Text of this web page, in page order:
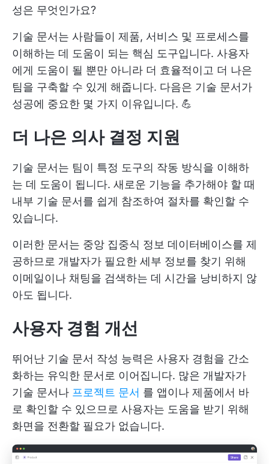
성은 무엇인가요?
기술 문서는 사람들이 제품, 서비스 및 프로세스를
이해하는 데 도움이 되는 핵심 도구입니다. 사용자
에게 도움이 될 뿐만 아니라 더 효율적이고 더 나은
팀을 구축할 수 있게 해줍니다. 다음은 기술 문서가
성공에 중요한 몇 가지 이유입니다. 💪
더 나은 의사 결정 지원
기술 문서는 팀이 특정 도구의 작동 방식을 이해하
는 데 도움이 됩니다. 새로운 기능을 추가해야 할 때
내부 기술 문서를 쉽게 참조하여 절차를 확인할 수
있습니다.
이러한 문서는 중앙 집중식 정보 데이터베이스를 제
공하므로 개발자가 필요한 세부 정보를 찾기 위해
이메일이나 채팅을 검색하는 데 시간을 낭비하지 않
아도 됩니다.
사용자 경험 개선
뛰어난 기술 문서 작성 능력은 사용자 경험을 간소
화하는 유익한 문서로 이어집니다. 많은 개발자가
기술 문서나 프로젝트 문서 를 앱이나 제품에서 바
로 확인할 수 있으므로 사용자는 도움을 받기 위해
화면을 전환할 필요가 없습니다.